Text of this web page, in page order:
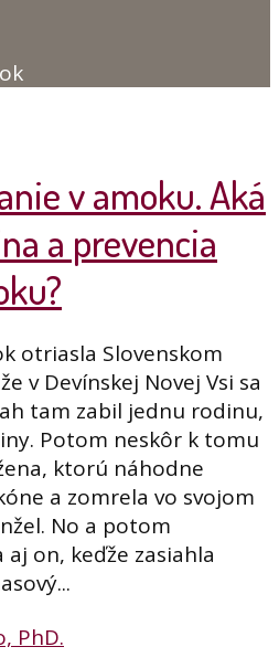
v amoku. Aká
a prevencia
otriasla Slovenskom
v Devínskej Novej Vsi sa
tam zabil jednu rodinu,
Potom neskôr k tomu
ktorú náhodne
a zomrela vo svojom
No a potom
on, keďže zasiahla
PhD.